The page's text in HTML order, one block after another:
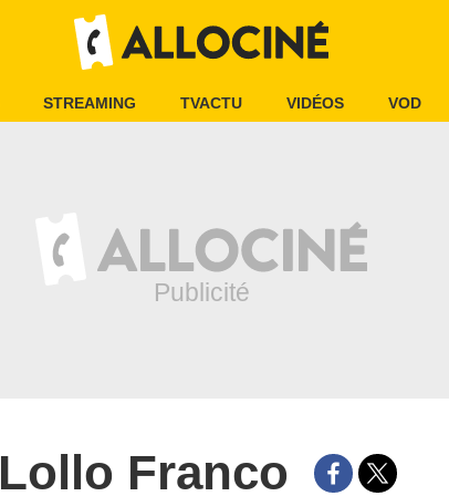
STREAMING TVACTU VIDÉOS VOD
Lollo Franco